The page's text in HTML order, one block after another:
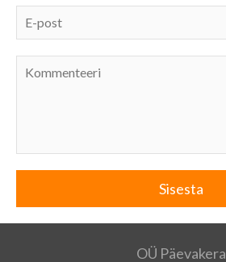
OÜ Päevakera